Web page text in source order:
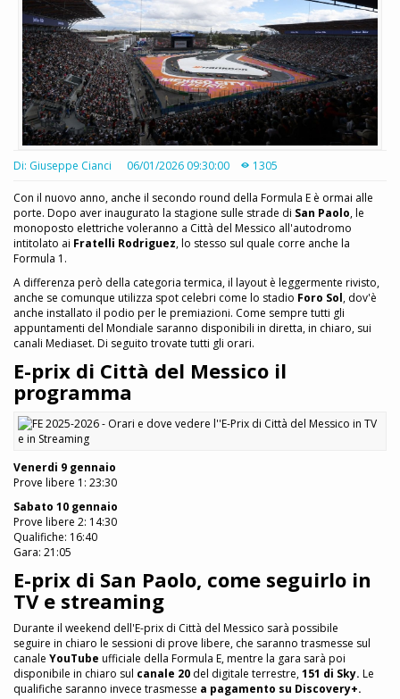
Di: Giuseppe Cianci 06/01/2026 09:30:00 1305
Con il nuovo anno, anche il secondo round della Formula E è ormai alle
porte. Dopo aver inaugurato la stagione sulle strade di San Paolo, le
monoposto elettriche voleranno a Città del Messico all'autodromo
intitolato ai Fratelli Rodriguez, lo stesso sul quale corre anche la
Formula 1.
A differenza però della categoria termica, il layout è leggermente rivisto,
anche se comunque utilizza spot celebri come lo stadio Foro Sol, dov'è
anche installato il podio per le premiazioni. Come sempre tutti gli
appuntamenti del Mondiale saranno disponibili in diretta, in chiaro, sui
canali Mediaset. Di seguito trovate tutti gli orari.
E-prix di Città del Messico il
programma
Venerdi 9 gennaio
Prove libere 1: 23:30
Sabato 10 gennaio
Prove libere 2: 14:30
Qualifiche: 16:40
Gara: 21:05
E-prix di San Paolo, come seguirlo in
TV e streaming
Durante il weekend dell'E-prix di Città del Messico sarà possibile
seguire in chiaro le sessioni di prove libere, che saranno trasmesse sul
canale YouTube ufficiale della Formula E, mentre la gara sarà poi
disponibile in chiaro sul canale 20 del digitale terrestre,151 di Sky. Le
qualifiche saranno invece trasmesse a pagamento su Discovery+.